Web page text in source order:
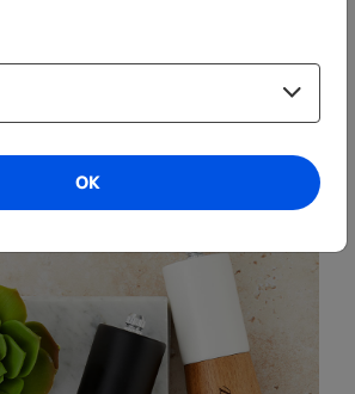
cuisine
à sel et à poivre
OK